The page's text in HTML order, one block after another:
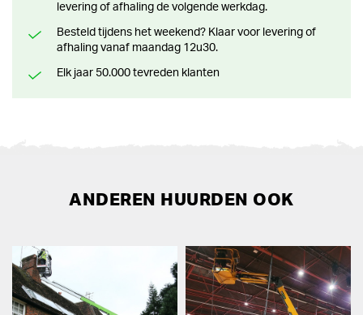
levering of afhaling de volgende werkdag.
Besteld tijdens het weekend? Klaar voor levering of
afhaling vanaf maandag 12u30.
Elk jaar 50.000 tevreden klanten
ANDEREN HUURDEN OOK